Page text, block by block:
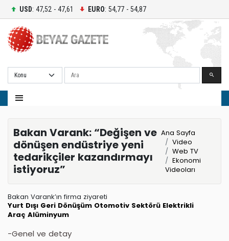
USD: 47,52 - 47,61 EURO: 54,77 - 54,87
Ara
Bakan Varank: “Değişen ve
dönüşen endüstriye yeni
tedarikçiler kazandırmayı
istiyoruz”
Ana Sayfa
Video
Web TV
Ekonomi
Videoları
Bakan Varank’ın firma ziyareti
Yurt Dışı Geri Dönüşüm Otomotiv Sektörü Elektrikli
Araç Alüminyum
-Genel ve detay